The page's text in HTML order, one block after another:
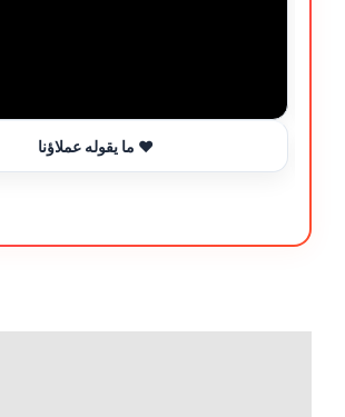
ما يقوله عملاؤنا ❤️